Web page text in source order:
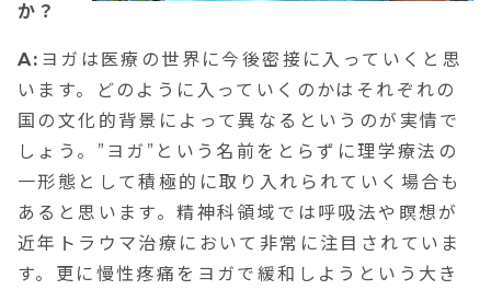
か？
A: ヨガは医療の世界に今後密接に入っていくと思
います。どのように入っていくのかはそれぞれの
国の文化的背景によって異なるというのが実情で
しょう。”ヨガ”という名前をとらずに理学療法の
一形態として積極的に取り入れられていく場合も
あると思います。精神科領域では呼吸法や瞑想が
近年トラウマ治療において非常に注目されていま
す。更に慢性疼痛をヨガで緩和しようという大き